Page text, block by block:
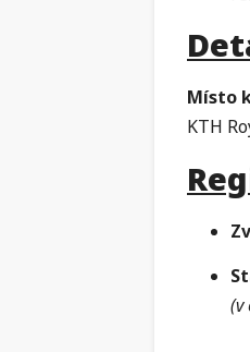
Místo
KTH
(v